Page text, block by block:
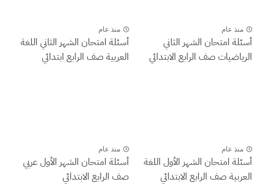
منذ عام
أسئلة امتحان الشهر الثاني
الرياضيات صف الرابع الابتدائي
منذ عام
أسئلة امتحان الشهر الثاني اللغة
العربية صف الرابع ابتدائي
منذ عام
أسئلة امتحان الشهر الأول اللغة
العربية صف الرابع الابتدائي
منذ عام
أسئلة امتحان الشهر الأول عربي
صف الرابع الابتدائي